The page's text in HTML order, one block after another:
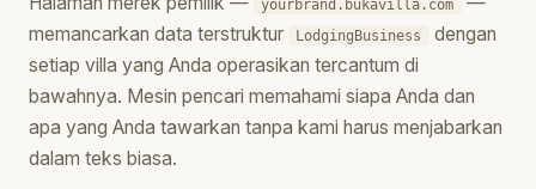
yourbrand.bukavilla.com
memancarkan data terstruktur
LodgingBusiness
dengan
setiap villa yang Anda operasikan tercantum di
bawahnya. Mesin pencari memahami siapa Anda dan
apa yang Anda tawarkan tanpa kami harus menjabarkan
dalam teks biasa.